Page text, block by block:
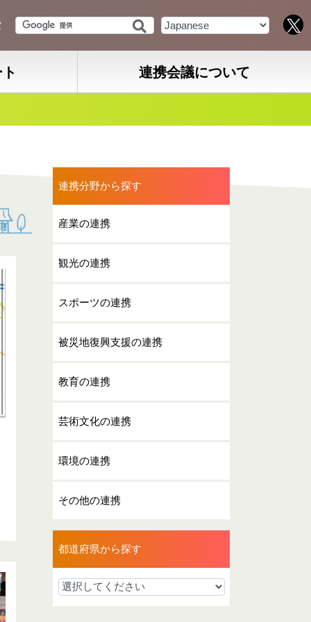
連携会議について
連携分野から探す
産業の連携
観光の連携
スポーツの連携
被災地復興支援の連携
教育の連携
芸術文化の連携
環境の連携
その他の連携
都道府県から探す